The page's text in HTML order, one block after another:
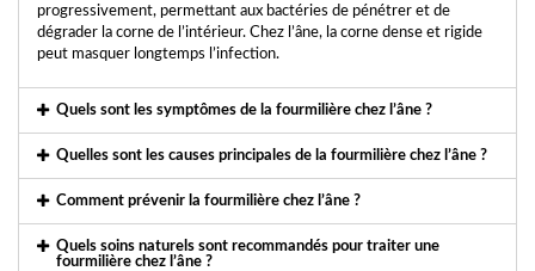
progressivement, permettant aux bactéries de pénétrer et de
dégrader la corne de l’intérieur. Chez l’âne, la corne dense et rigide
peut masquer longtemps l’infection.
Quels sont les symptômes de la fourmilière chez l’âne ?
Quelles sont les causes principales de la fourmilière chez l’âne ?
Comment prévenir la fourmilière chez l’âne ?
Quels soins naturels sont recommandés pour traiter une
fourmilière chez l’âne ?